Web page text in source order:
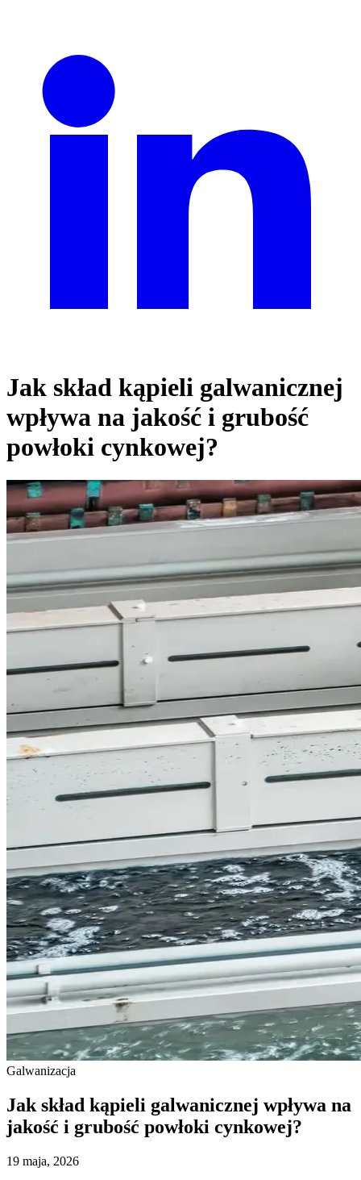
Jak skład kąpieli galwanicznej
wpływa na jakość i grubość
powłoki cynkowej?
Galwanizacja
Jak skład kąpieli galwanicznej wpływa na
jakość i grubość powłoki cynkowej?
19 maja, 2026